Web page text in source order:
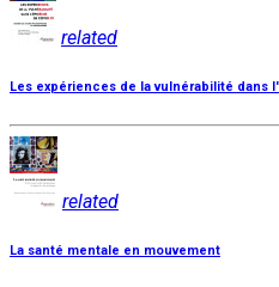
related
Les expériences de la vulnérabilité dans
related
La santé mentale en mouvement